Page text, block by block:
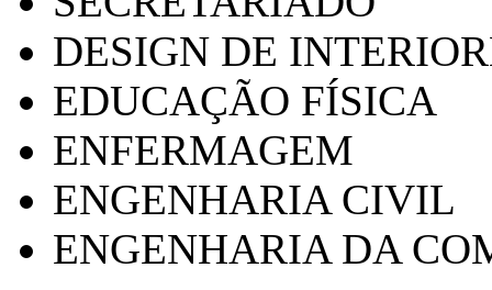
DESIGN DE
EDUCAÇÃO FÍSICA
ENFERMAGEM
ENGENHARIA CIVIL
ENGENHARIA DA